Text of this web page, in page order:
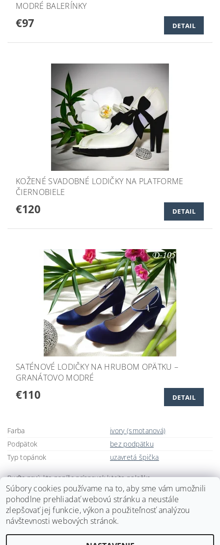
MODRÉ BALERÍNKY
€97 DETAIL
KOŽENÉ SVADOBNÉ LODIČKY NA PLATFORME
ČIERNOBIELE
€120 DETAIL
SATÉNOVÉ LODIČKY NA HRUBOM OPÄTKU –
GRANÁTOVO MODRÉ
€110 DETAIL
Farba
ivory (smotanová)
Podpätok
bez podpätku
Typ topánok
uzavretá špička
Buďte prvý, kto napíše príspevok k tejto položke.
Pridať komentár
Súbory cookies používame na to, aby sme vám umožnili
pohodlne prehliadať webovú stránku a neustále
zlepšovať jej funkcie, výkon a použiteľnosť analýzou
návštevnosti webových stránok.